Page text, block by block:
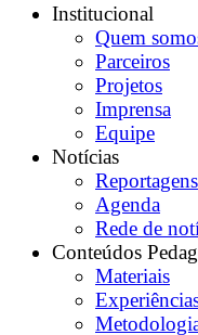
Institucional
Quem
Parceiros
Projetos
Imprensa
Equipe
Notícias
Reportagens
Agenda
Rede de
Conteúdos
Materiais